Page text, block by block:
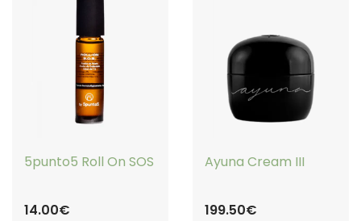
COMPRAR
5punto5 Roll On SOS
14.00€
COMPRAR
Ayuna Cream III
199.50€